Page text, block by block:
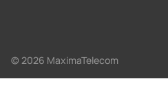
© 2026 MaximaTelecom